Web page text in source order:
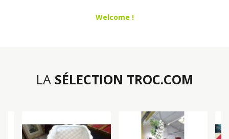
Welcome !
LA SÉLECTION TROC.COM